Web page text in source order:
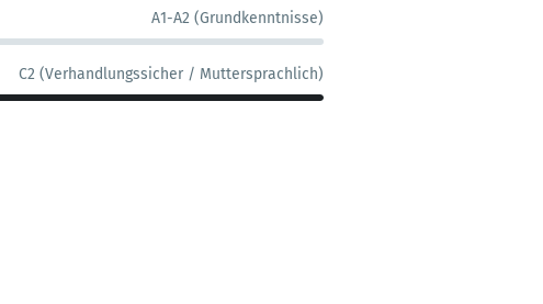
A1-A2 (Grundkenntnisse)
C2 (Verhandlungssicher / Muttersprachlich)